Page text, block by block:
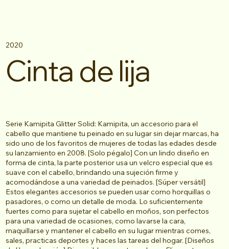
Cinta de lija
2020
Serie Kamipita Glitter Solid: Kamipita, un accesorio para el
cabello que mantiene tu peinado en su lugar sin dejar marcas, ha
sido uno de los favoritos de mujeres de todas las edades desde
su lanzamiento en 2008. [Solo pégalo] Con un lindo diseño en
forma de cinta, la parte posterior usa un velcro especial que es
suave con el cabello, brindando una sujeción firme y
acomodándose a una variedad de peinados. [Súper versátil]
Estos elegantes accesorios se pueden usar como horquillas o
pasadores, o como un detalle de moda. Lo suficientemente
fuertes como para sujetar el cabello en moños, son perfectos
para una variedad de ocasiones, como lavarse la cara,
maquillarse y mantener el cabello en su lugar mientras comes,
sales, practicas deportes y haces las tareas del hogar. [Diseños